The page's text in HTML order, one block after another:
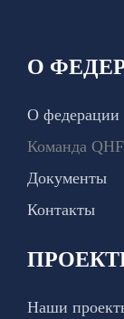
О
О федерации
Команда QHF
Документы
Контакты
Наши